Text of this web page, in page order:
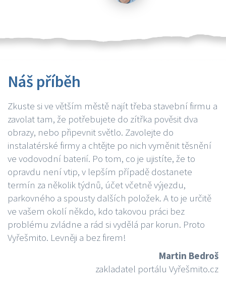
Náš příběh
Zkuste si ve větším městě najít třeba stavební firmu a
zavolat tam, že potřebujete do zítřka pověsit dva
obrazy, nebo připevnit světlo. Zavolejte do
instalatérské firmy a chtějte po nich vyměnit těsnění
ve vodovodní baterií. Po tom, co je ujistíte, že to
opravdu není vtip, v lepším případě dostanete
termín za několik týdnů, účet včetně výjezdu,
parkovného a spousty dalších položek. A to je určitě
ve vašem okolí někdo, kdo takovou práci bez
problému zvládne a rád si vydělá par korun. Proto
Vyřešmito. Levněji a bez firem!
Martin Bedroš
zakladatel portálu Vyřešmito.cz